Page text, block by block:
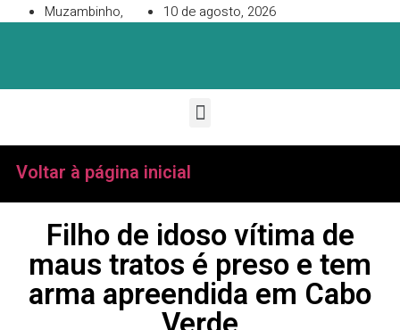
Muzambinho, 10 de agosto, 2026
Voltar à página inicial
Filho de idoso vítima de
maus tratos é preso e tem
arma apreendida em Cabo